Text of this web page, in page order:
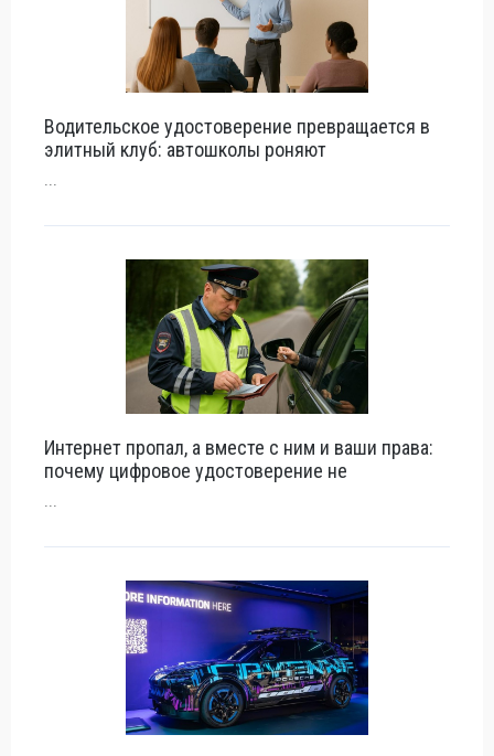
Водительское удостоверение превращается в
элитный клуб: автошколы роняют
...
Интернет пропал, а вместе с ним и ваши права:
почему цифровое удостоверение не
...